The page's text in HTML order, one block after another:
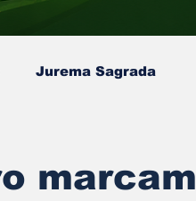
Jurema Sagrada
marcam